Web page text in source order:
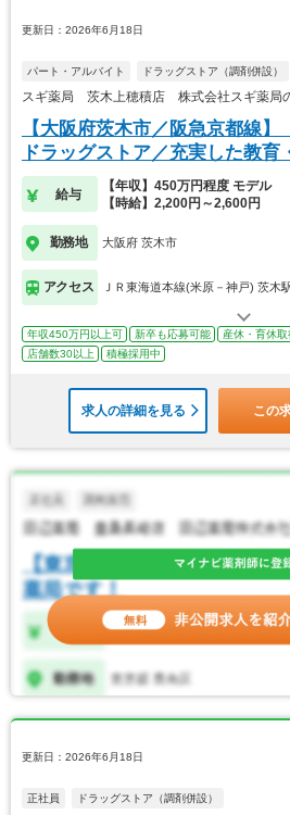
更新日：2026年6月18日
パート・アルバイト ドラッグストア（調剤併設）
スギ薬局 茨木上穂積店 株式会社スギ薬局
【大阪府茨木市／阪急京都線
ドラッグストア／充実した教育
給与
【年収】450万円程度 モデル
【時給】2,200円～2,600円
勤務地 大阪府 茨木市
アクセス ＪＲ東海道本線(米原－神戸) 茨木
年収450万円以上可 新卒も応募可能 産休・育休取
店舗数30以上
積極採用中
求人の詳細を見る この
更新日：2026年6月18日
正社員 ドラッグストア（調剤併設）